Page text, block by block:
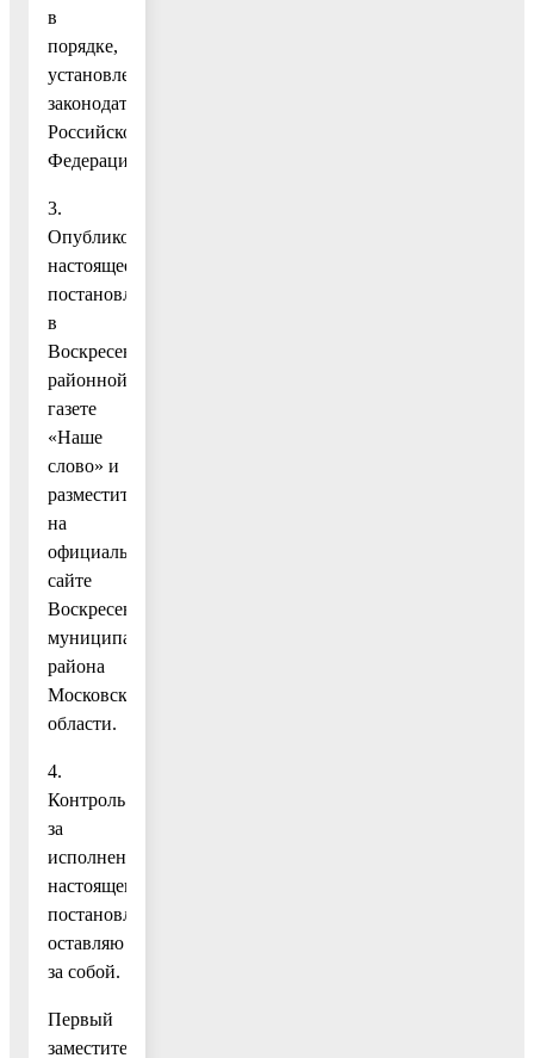
в
порядке,
установленном
законодательством
Российской
Федерации.
3.
Опубликовать
настоящее
постановление
в
Воскресенской
районной
газете
«Наше
слово» и
разместить
на
официальном
сайте
Воскресенского
муниципального
района
Московской
области.
4.
Контроль
за
исполнением
настоящего
постановления
оставляю
за собой.
Первый
заместитель